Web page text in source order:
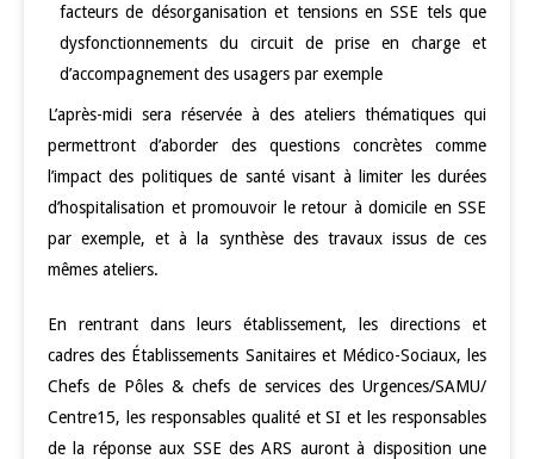
facteurs de désorganisation et tensions en SSE tels que
dysfonctionnements du circuit de prise en charge et
d’accompagnement des usagers par exemple
L’après-midi sera réservée à des ateliers thématiques qui
permettront d’aborder des questions concrètes comme
l’impact des politiques de santé visant à limiter les durées
d’hospitalisation et promouvoir le retour à domicile en SSE
par exemple, et à la synthèse des travaux issus de ces
mêmes ateliers.
En rentrant dans leurs établissement, les directions et
cadres des Établissements Sanitaires et Médico-Sociaux, les
Chefs de Pôles & chefs de services des Urgences/SAMU/
Centre15, les responsables qualité et SI et les responsables
de la réponse aux SSE des ARS auront à disposition une